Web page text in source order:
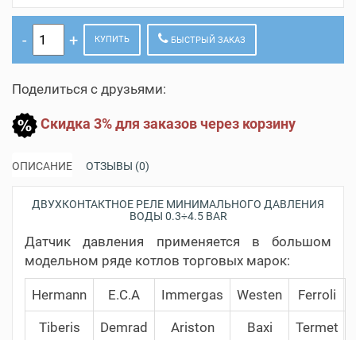
КУПИТЬ БЫСТРЫЙ ЗАКАЗ
Поделиться с друзьями:
Скидка 3% для заказов через корзину
ОПИСАНИЕ ОТЗЫВЫ (0)
ДВУХКОНТАКТНОЕ РЕЛЕ МИНИМАЛЬНОГО ДАВЛЕНИЯ
ВОДЫ 0.3÷4.5 BAR
Датчик давления применяется в большом
модельном ряде котлов торговых марок:
Hermann E.C.A Immergas Westen Ferroli
Tiberis Demrad Ariston Baxi Termet